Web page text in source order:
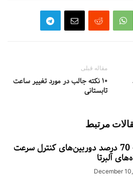
مقاله قبلی
۱۰ نکته جالب در مورد تغییر ساعت
تابستانی
مرتبط
حذف 70 درصد دوربین‌های کنترل سرعت
آلبرتا
December